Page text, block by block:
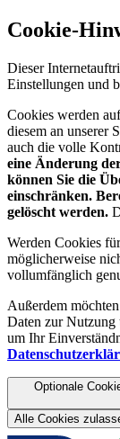
Cookie-
Dieser
Einstellungen und
Cookies werden
diesem an unserer
auch die volle
eine Änderung
können Sie die
einschränken.
gelöscht werden.
Werden Cookies
möglicherweise
vollumfänglich
Außerdem
Daten zur Nutzung
um Ihr
Optionale
Alle Cookies